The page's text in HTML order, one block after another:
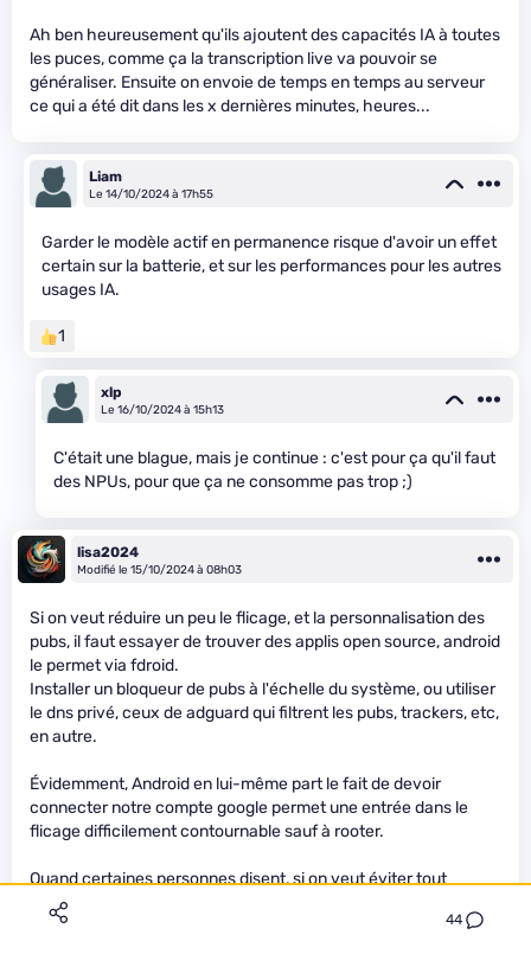
44
Ah ben heureusement qu'ils ajoutent des capacités IA à toutes
les puces, comme ça la transcription live va pouvoir se
généraliser. Ensuite on envoie de temps en temps au serveur
ce qui a été dit dans les x dernières minutes, heures...
Liam
Le 14/10/2024 à 17h55
Garder le modèle actif en permanence risque d'avoir un effet
certain sur la batterie, et sur les performances pour les autres
usages IA.
1
xlp
Le 16/10/2024 à 15h13
C'était une blague, mais je continue : c'est pour ça qu'il faut
des NPUs, pour que ça ne consomme pas trop ;)
lisa2024
Modifié le 15/10/2024 à 08h03
Si on veut réduire un peu le flicage, et la personnalisation des
pubs, il faut essayer de trouver des applis open source, android
le permet via fdroid.
Installer un bloqueur de pubs à l'échelle du système, ou utiliser
le dns privé, ceux de adguard qui filtrent les pubs, trackers, etc,
en autre.
Évidemment, Android en lui-même part le fait de devoir
connecter notre compte google permet une entrée dans le
flicage difficilement contournable sauf à rooter.
Quand certaines personnes disent, si on veut éviter tout
flicage, faut revenir à l'âge de pierre, là ça aurait tout son sens.